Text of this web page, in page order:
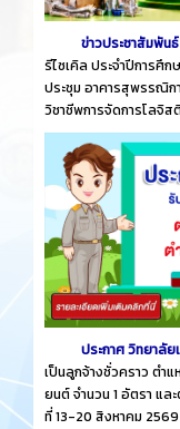
ข่าวประชาสัมพัน
รีไซเคิล ประจำปีการศึ
ประชุม อาคารสุพรรณิก
วิชาชีพการจัดการโลจิ
ประกาศ วิทยาลั
เป็นลูกจ้างชั่วคราว ตำ
ยนต์ จำนวน 1 อัตรา และ
ที่ 13-20 สิงหาคม 2569